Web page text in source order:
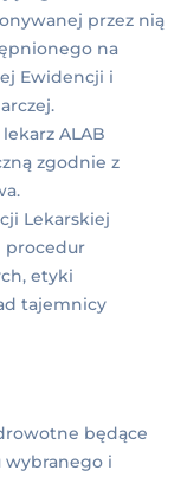
przez nią
na
Ewidencji i
ALAB
zgodnie z
Lekarskiej
procedur
etyki
tajemnicy
będące
wybranego i